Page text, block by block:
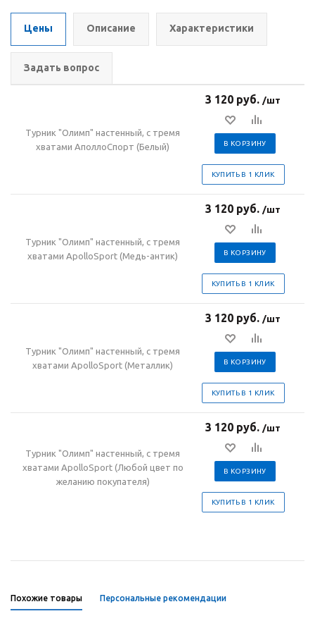
Цены Описание Характеристики
Задать вопрос
Турник "Олимп" настенный, с тремя
хватами АполлоСпорт (Белый)
3 120 руб. /шт
В КОРЗИНУ
КУПИТЬ В 1 КЛИК
Турник "Олимп" настенный, с тремя
хватами ApolloSport (Медь-антик)
3 120 руб. /шт
В КОРЗИНУ
КУПИТЬ В 1 КЛИК
Турник "Олимп" настенный, с тремя
хватами ApolloSport (Металлик)
3 120 руб. /шт
В КОРЗИНУ
КУПИТЬ В 1 КЛИК
Турник "Олимп" настенный, с тремя
хватами ApolloSport (Любой цвет по
желанию покупателя)
3 120 руб. /шт
В КОРЗИНУ
КУПИТЬ В 1 КЛИК
Похожие товары Персональные рекомендации